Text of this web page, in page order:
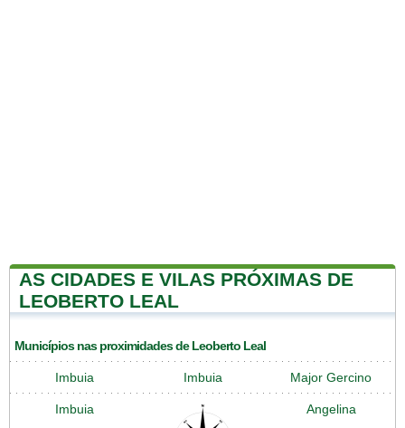
AS CIDADES E VILAS PRÓXIMAS DE
LEOBERTO LEAL
Municípios nas proximidades de Leoberto Leal
Imbuia Imbuia Major Gercino
Imbuia Angelina